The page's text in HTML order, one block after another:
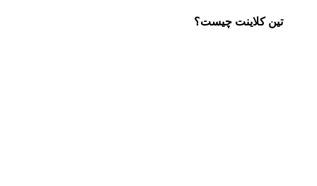
تین کلاینت چیست؟